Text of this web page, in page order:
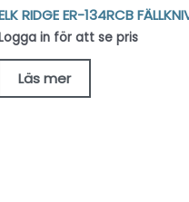
RIDGE ER-134RCB
in för att se pris
Läs mer